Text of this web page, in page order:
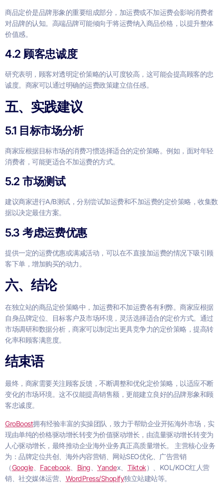
商品定价是品牌形象的重要组成部分，加运费或不加运费会影响消费者
对品牌的认知。高端品牌可能倾向于将运费纳入商品价格，以提升整体
价值感。
4.2 顾客忠诚度
研究表明，顾客对透明定价策略的认可度较高，这可能会提高顾客的忠
诚度。商家可以通过明确的运费政策建立信任感。
五、实践建议
5.1 目标市场分析
商家应根据目标市场的消费习惯选择适合的定价策略。例如，面对年轻
消费者，可能更适合不加运费的方式。
5.2 市场测试
建议商家进行A/B测试，分别尝试加运费和不加运费的定价策略，收集数
据以决定最佳方案。
5.3 考虑运费优惠
提供一定的运费优惠或满减活动，可以在不直接加运费的情况下吸引顾
客下单，增加购买的动力。
六、结论
在独立站的商品定价策略中，加运费和不加运费各有利弊。商家应根据
自身品牌定位、目标客户及市场环境，灵活选择适合的定价方式。通过
市场调研和数据分析，商家可以制定出更具竞争力的定价策略，提高转
化率和顾客满意度。
结束语
最终，商家需要关注顾客反馈，不断调整和优化定价策略，以适应不断
变化的市场环境。这不仅能提高销售额，更能建立良好的品牌形象和顾
客忠诚度。
GroBoost拥有经验丰富的实操团队，致力于帮助企业开拓海外市场，实
现由单纯的价格驱动增长转变为价值驱动增长，由流量驱动增长转变为
人心驱动增长，最终推动企业海外业务真正高质量增长。 主营核心业务
为：品牌定位共创、海外内容营销、网站SEO优化、广告营销
（Google、 Facebook Bing Yandex、 Tiktok）、KOL/KOC红人营
销、社交媒体运营、 WordPress/Shopify独立站建站等。